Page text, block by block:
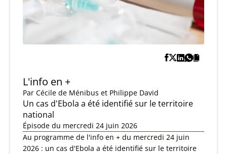
L'info en +
Par Cécile de Ménibus et Philippe David
Un cas d'Ebola a été identifié sur le territoire
national
Épisode du mercredi 24 juin 2026
Au programme de l'info en + du mercredi 24 juin
2026 : un cas d'Ebola a été identifié sur le territoire